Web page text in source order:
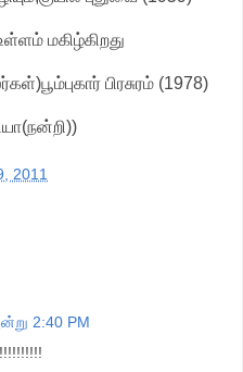
மகிழ்கிறது
பிரசுரம் (1978)
2011
2:40 PM